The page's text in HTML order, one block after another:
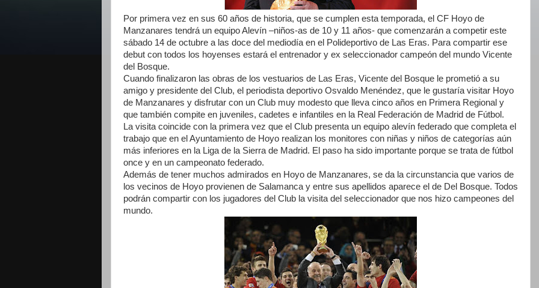
Por primera vez en sus 60 años de historia, que se cumplen esta temporada, el CF Hoyo de
Manzanares tendrá un equipo Alevín –niños-as de 10 y 11 años- que comenzarán a competir este
sábado 14 de octubre a las doce del mediodía en el Polideportivo de Las Eras. Para compartir ese
debut con todos los hoyenses estará el entrenador y ex seleccionador campeón del mundo Vicente
del Bosque.
Cuando finalizaron las obras de los vestuarios de Las Eras, Vicente del Bosque le prometió a su
amigo y presidente del Club, el periodista deportivo Osvaldo Menéndez, que le gustaría visitar Hoyo
de Manzanares y disfrutar con un Club muy modesto que lleva cinco años en Primera Regional y
que también compite en juveniles, cadetes e infantiles en la Real Federación de Madrid de Fútbol.
La visita coincide con la primera vez que el Club presenta un equipo alevín federado que completa el
trabajo que en el Ayuntamiento de Hoyo realizan los monitores con niñas y niños de categorías aún
más inferiores en la Liga de la Sierra de Madrid. El paso ha sido importante porque se trata de fútbol
once y en un campeonato federado.
Además de tener muchos admirados en Hoyo de Manzanares, se da la circunstancia que varios de
los vecinos de Hoyo provienen de Salamanca y entre sus apellidos aparece el de Del Bosque. Todos
podrán compartir con los jugadores del Club la visita del seleccionador que nos hizo campeones del
mundo.